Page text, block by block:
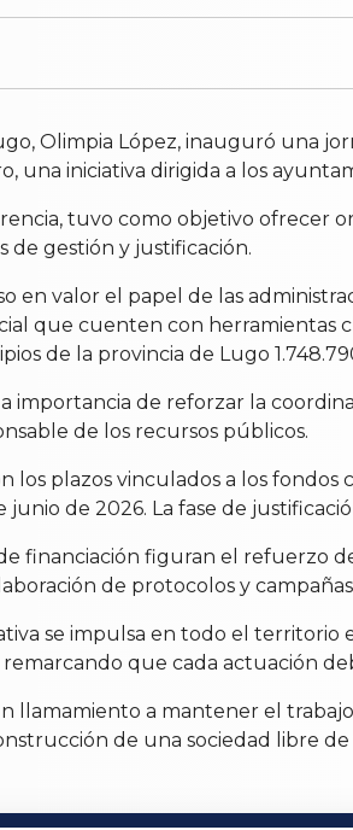
Olimpia López, inauguró una
una iniciativa dirigida a los
tuvo como objetivo ofrecer
gestión y justificación.
en valor el papel de las
que cuenten con herramientas
de la provincia de Lugo
importancia de reforzar la
de los recursos públicos.
los plazos vinculados a los
de 2026. La fase de
financiación figuran el refuerzo
de protocolos y
se impulsa en todo el
que cada actuación
llamamiento a mantener el
de una sociedad libre de